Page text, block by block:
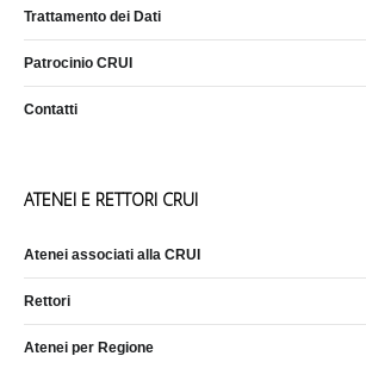
Trattamento dei Dati
Patrocinio CRUI
Contatti
ATENEI E RETTORI CRUI
Atenei associati alla CRUI
Rettori
Atenei per Regione